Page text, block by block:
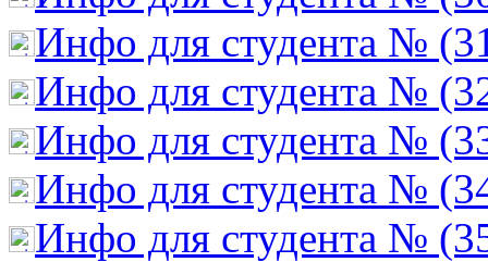
Инфо для студента №
Инфо для студента №
Инфо для студента №
Инфо для студента №
Инфо для студента №